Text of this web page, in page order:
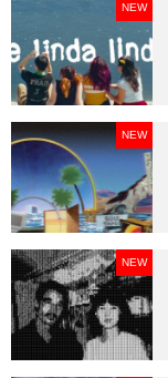
NEW
NEW
NEW